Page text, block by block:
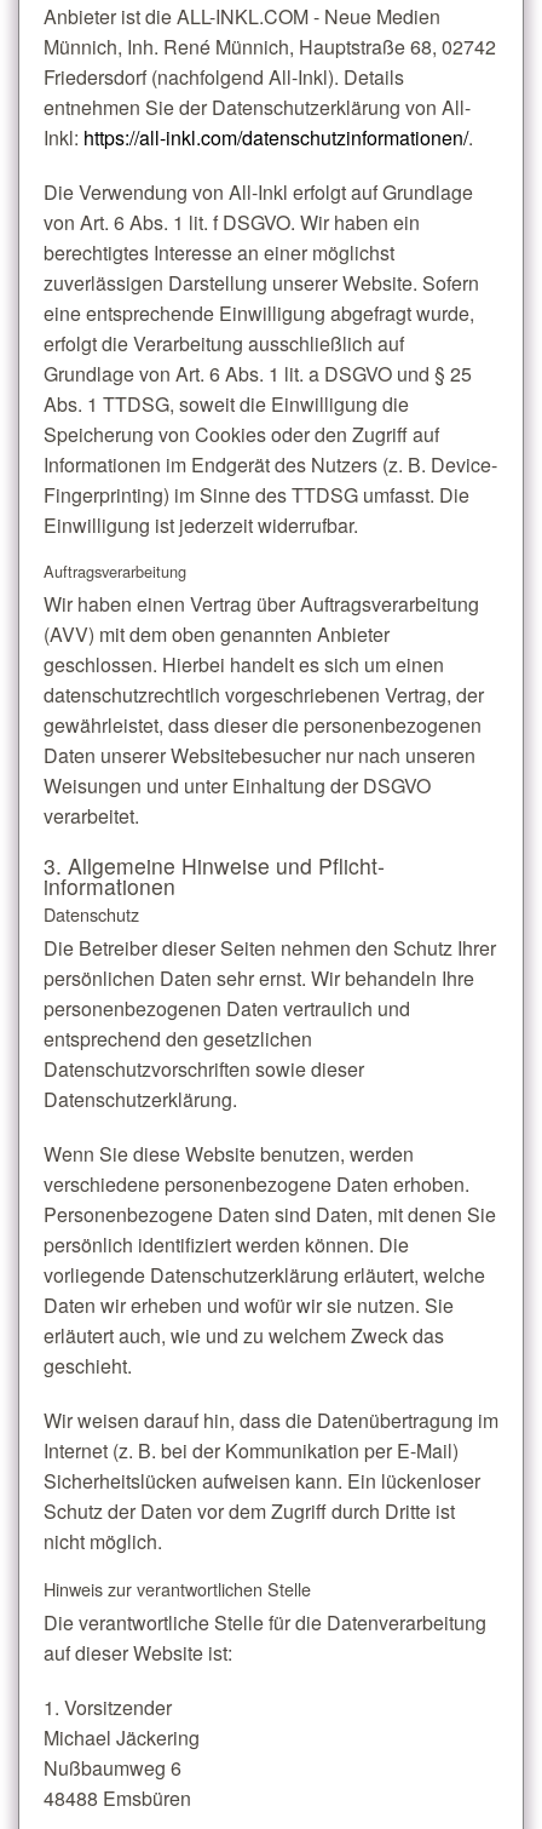
Anbieter ist die ALL-INKL.COM - Neue Medien
Münnich, Inh. René Münnich, Hauptstraße 68, 02742
Friedersdorf (nachfolgend All-Inkl). Details
entnehmen Sie der Datenschutzerklärung von All-
Inkl: https://all-inkl.com/datenschutzinformationen/.
Die Verwendung von All-Inkl erfolgt auf Grundlage
von Art. 6 Abs. 1 lit. f DSGVO. Wir haben ein
berechtigtes Interesse an einer möglichst
zuverlässigen Darstellung unserer Website. Sofern
eine entsprechende Einwilligung abgefragt wurde,
erfolgt die Verarbeitung ausschließlich auf
Grundlage von Art. 6 Abs. 1 lit. a DSGVO und § 25
Abs. 1 TTDSG, soweit die Einwilligung die
Speicherung von Cookies oder den Zugriff auf
Informationen im Endgerät des Nutzers (z. B. Device-
Fingerprinting) im Sinne des TTDSG umfasst. Die
Einwilligung ist jederzeit widerrufbar.
Auftragsverarbeitung
Wir haben einen Vertrag über Auftragsverarbeitung
(AVV) mit dem oben genannten Anbieter
geschlossen. Hierbei handelt es sich um einen
datenschutzrechtlich vorgeschriebenen Vertrag, der
gewährleistet, dass dieser die personenbezogenen
Daten unserer Websitebesucher nur nach unseren
Weisungen und unter Einhaltung der DSGVO
verarbeitet.
3. Allgemeine Hinweise und Pflicht­
informationen
Datenschutz
Die Betreiber dieser Seiten nehmen den Schutz Ihrer
persönlichen Daten sehr ernst. Wir behandeln Ihre
personenbezogenen Daten vertraulich und
entsprechend den gesetzlichen
Datenschutzvorschriften sowie dieser
Datenschutzerklärung.
Wenn Sie diese Website benutzen, werden
verschiedene personenbezogene Daten erhoben.
Personenbezogene Daten sind Daten, mit denen Sie
persönlich identifiziert werden können. Die
vorliegende Datenschutzerklärung erläutert, welche
Daten wir erheben und wofür wir sie nutzen. Sie
erläutert auch, wie und zu welchem Zweck das
geschieht.
Wir weisen darauf hin, dass die Datenübertragung im
Internet (z. B. bei der Kommunikation per E-Mail)
Sicherheitslücken aufweisen kann. Ein lückenloser
Schutz der Daten vor dem Zugriff durch Dritte ist
nicht möglich.
Hinweis zur verantwortlichen Stelle
Die verantwortliche Stelle für die Datenverarbeitung
auf dieser Website ist:
1. Vorsitzender
Michael Jäckering
Nußbaumweg 6
48488 Emsbüren